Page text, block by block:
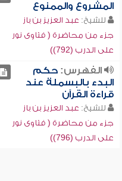
المشروع والممنوع
للشيخ: عبد العزيز بن باز
جزء من محاضرة ( فتاوى نور
على الدرب (792))
الفهرس:حكم
البدء بالبسملة عند
قراءة القرآن
للشيخ: عبد العزيز بن باز
جزء من محاضرة ( فتاوى نور
على الدرب (796))